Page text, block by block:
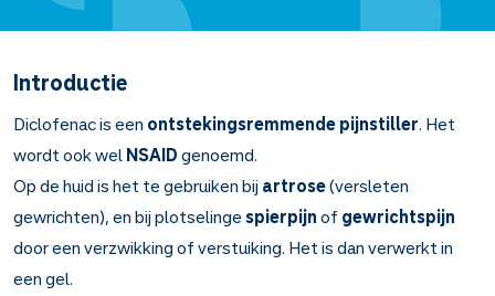
Introductie
Diclofenac is een ontstekingsremmende pijnstiller. Het
wordt ook welNSAIDgenoemd.
Op de huid is het te gebruiken bij artrose(versleten
gewrichten), en bij plotselingespierpijnof gewrichtspijn
door een verzwikking of verstuiking. Het is dan verwerkt in
een gel.